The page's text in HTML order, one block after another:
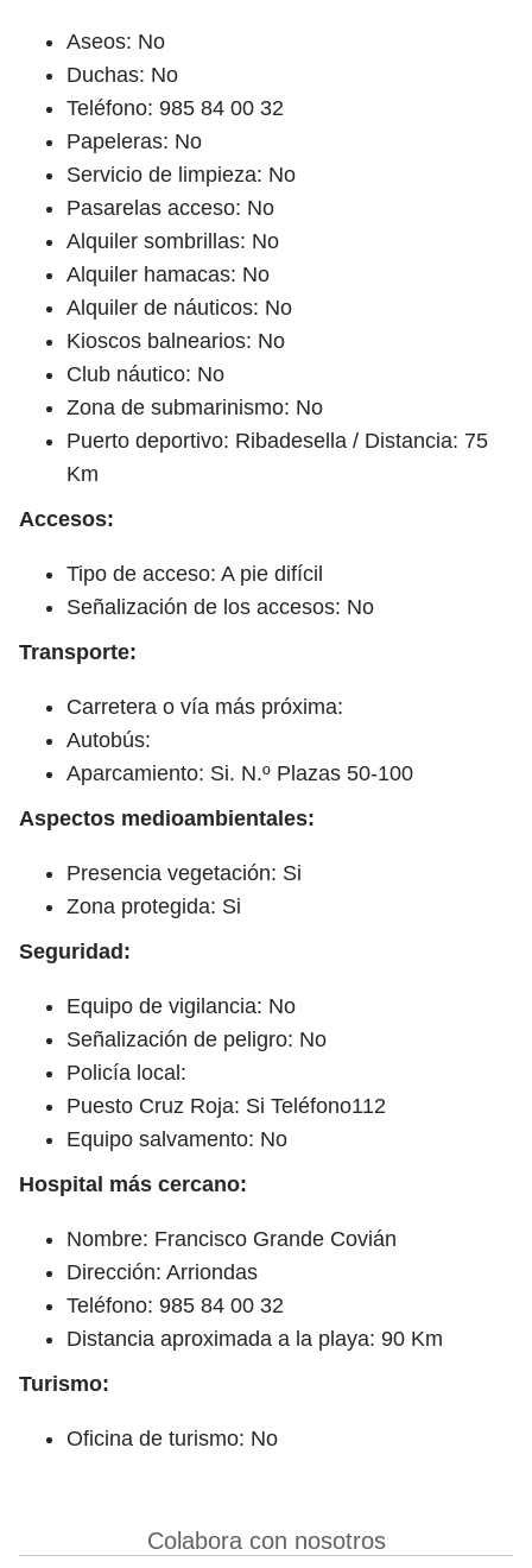
Aseos: No
Duchas: No
Teléfono: 985 84 00 32
Papeleras: No
Servicio de limpieza: No
Pasarelas acceso: No
Alquiler sombrillas: No
Alquiler hamacas: No
Alquiler de náuticos: No
Kioscos balnearios: No
Club náutico: No
Zona de submarinismo: No
Puerto deportivo: Ribadesella / Distancia: 75
Km
Accesos:
Tipo de acceso: A pie difícil
Señalización de los accesos: No
Transporte:
Carretera o vía más próxima:
Autobús:
Aparcamiento: Si. N.º Plazas 50-100
Aspectos medioambientales:
Presencia vegetación: Si
Zona protegida: Si
Seguridad:
Equipo de vigilancia: No
Señalización de peligro: No
Policía local:
Puesto Cruz Roja: Si Teléfono112
Equipo salvamento: No
Hospital más cercano:
Nombre: Francisco Grande Covián
Dirección: Arriondas
Teléfono: 985 84 00 32
Distancia aproximada a la playa: 90 Km
Turismo:
Oficina de turismo: No
Colabora con nosotros